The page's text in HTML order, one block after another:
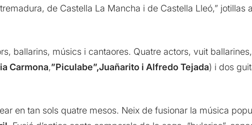
de Castella La Mancha i de Castella Lleó,” jotillas
ballarins, músics i cantaores. Quatre actors, vuit
Carmona,”Piculabe”,Juañarito i Alfredo Tejada) i dos
en tan sols quatre mesos. Neix de fusionar la música